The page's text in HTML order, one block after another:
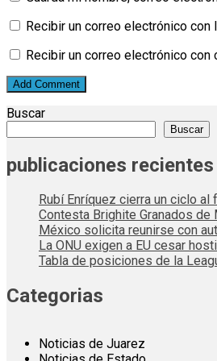
Recibir un correo electrónico
Recibir un correo electrónico con
Buscar
Buscar
publicaciones recientes
Rubí Enríquez cierra un ciclo
Contesta Brighite Granados de
México solicita reunirse con
La ONU exigen a EU cesar
Tabla de posiciones de la
Categorias
Noticias de Juarez